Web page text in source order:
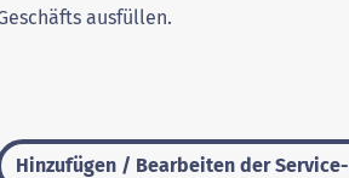
ausfüllen.
Hinzufügen / Bearbeiten der